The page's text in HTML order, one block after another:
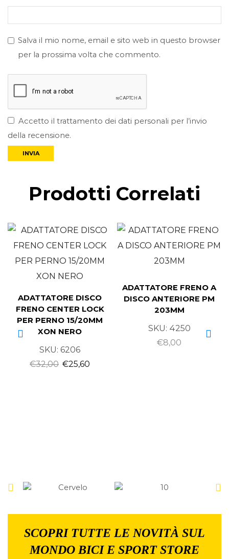
Salva il mio nome, email e sito web in questo browser
per la prossima volta che commento.
Accetto il trattamento dei dati personali per l’invio
della recensione.
Prodotti Correlati
ADATTATORE DISCO
FRENO CENTER LOCK
PER PERNO 15/20MM
XON NERO
SKU: 6206
€32,00 €25,60
ADATTATORE FRENO A
DISCO ANTERIORE PM
203MM
SKU: 4250
€8,00
SCOPRI TUTTE LE NOVITÀ SUL
MONDO BICI E SPORT STORE